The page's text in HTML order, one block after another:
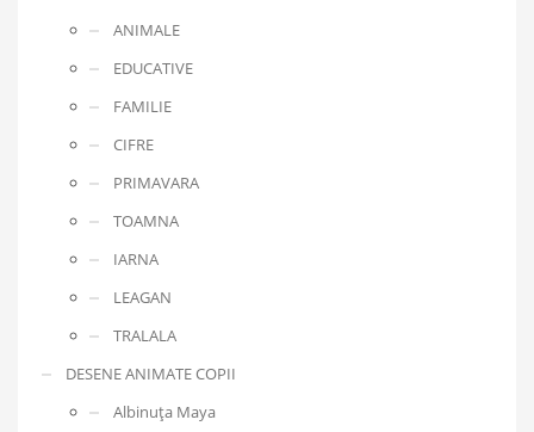
ANIMALE
EDUCATIVE
FAMILIE
CIFRE
PRIMAVARA
TOAMNA
IARNA
LEAGAN
TRALALA
DESENE ANIMATE COPII
Albinuța Maya